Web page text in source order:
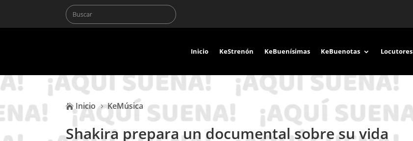
Inicio KeStrenón KeBuenísimas KeBuenotas Locutores
 Inicio 5 KeMúsica
Shakira prepara un documental sobre su vida